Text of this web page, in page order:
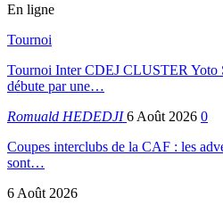
En ligne
Tournoi
Tournoi Inter CDEJ CLUSTER Yoto
débute par une…
Romuald HEDEDJI6 Août 2026 0
Coupes interclubs de la CAF : les
sont…
6 Août 2026